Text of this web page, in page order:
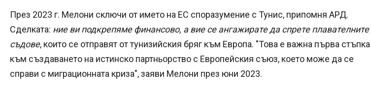
През 2023 г. Мелони сключи от името на ЕС споразумение с Тунис, припомня АРД.
Сделката: ние ви подкрепяме финансово, а вие се ангажирате да спрете плавателните
съдове, които се отправят от тунизийския бряг към Европа. "Това е важна първа стъпка
към създаването на истинско партньорство с Европейския съюз, което може да се
справи с миграционната криза", заяви Мелони през юни 2023.